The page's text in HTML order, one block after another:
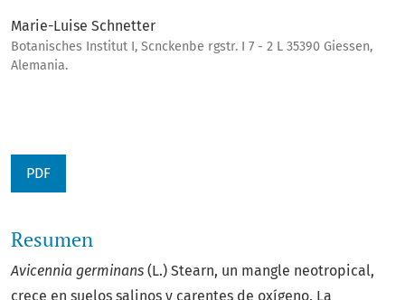
Marie-Luise Schnetter
Botanisches Institut I, Scnckenbe rgstr. I 7 - 2 L 35390 Giessen,
Alemania.
PDF
Resumen
Avicennia germinans (L.) Stearn, un mangle neotropical,
crece en suelos salinos y carentes de oxígeno. La